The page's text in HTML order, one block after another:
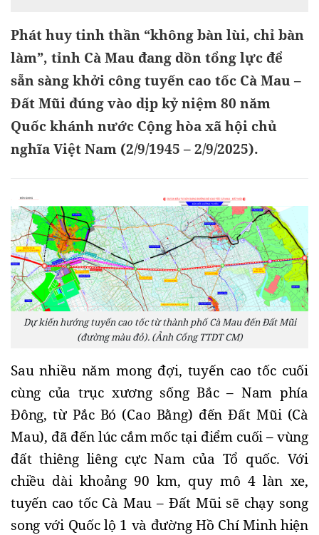
Phát huy tinh thần “không bàn lùi, chỉ bàn
làm”, tỉnh Cà Mau đang dồn tổng lực để
sẵn sàng khởi công tuyến cao tốc Cà Mau –
Đất Mũi đúng vào dịp kỷ niệm 80 năm
Quốc khánh nước Cộng hòa xã hội chủ
nghĩa Việt Nam (2/9/1945 – 2/9/2025).
Dự kiến hướng tuyến cao tốc từ thành phố Cà Mau đến Đất Mũi
(đường màu đỏ). (Ảnh Cổng TTDT CM)
Sau nhiều năm mong đợi, tuyến cao tốc cuối
cùng của trục xương sống Bắc – Nam phía
Đông, từ Pắc Bó (Cao Bằng) đến Đất Mũi (Cà
Mau), đã đến lúc cắm mốc tại điểm cuối – vùng
đất thiêng liêng cực Nam của Tổ quốc. Với
chiều dài khoảng 90 km, quy mô 4 làn xe,
tuyến cao tốc Cà Mau – Đất Mũi sẽ chạy song
song với Quốc lộ 1 và đường Hồ Chí Minh hiện